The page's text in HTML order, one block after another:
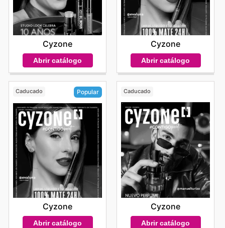
Cyzone
Abrir catálogo
Cyzone
Abrir catálogo
Caducado Popular
Cyzone
Abrir catálogo
Caducado
Cyzone
Abrir catálogo